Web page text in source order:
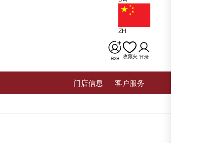
ZH
B2B 收藏夹 登录
⻔店信息 客户服务